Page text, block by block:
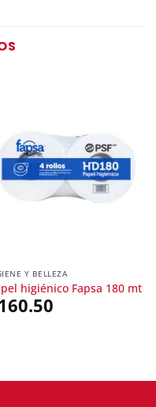
Y BELLEZA
higiénico Fapsa 180 mt